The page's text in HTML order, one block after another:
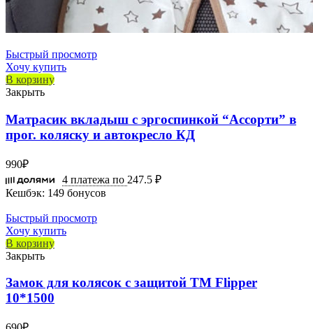
Быстрый просмотр
Хочу купить
В корзину
Закрыть
Матрасик вкладыш с эргоспинкой “Ассорти” в
прог. коляску и автокресло КД
990₽
4 платежа по 247.5 ₽
Кешбэк: 149 бонусов
Быстрый просмотр
Хочу купить
В корзину
Закрыть
Замок для колясок с защитой ТМ Flipper
10*1500